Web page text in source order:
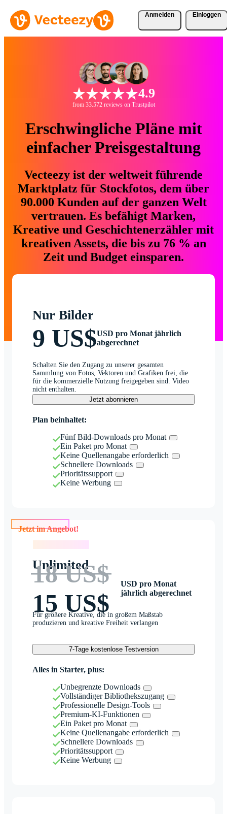
Anmelden Einloggen
4.9
from 33.572 reviews on Trustpilot
Erschwingliche Pläne mit
einfacher Preisgestaltung
Vecteezy ist der weltweit führende
Marktplatz für Stockfotos, dem über
90.000 Kunden auf der ganzen Welt
vertrauen. Es befähigt Marken,
Kreative und Geschichtenerzähler mit
kreativen Assets, die bis zu 76 % an
Zeit und Budget einsparen.
Nur Bilder
9 US$USD pro Monat jährlich
abgerechnet
Schalten Sie den Zugang zu unserer gesamten
Sammlung von Fotos, Vektoren und Grafiken frei, die
für die kommerzielle Nutzung freigegeben sind. Video
nicht enthalten.
Jetzt abonnieren
Plan beinhaltet:
Fünf Bild-Downloads pro Monat
Ein Paket pro Monat
Keine Quellenangabe erforderlich
Schnellere Downloads
Prioritätssupport
Keine Werbung
Jetzt im Angebot!
Unlimited
18 US$
15 US$
USD pro Monat
jährlich abgerechnet
Für größere Kreative, die in großem Maßstab
produzieren und kreative Freiheit verlangen
7-Tage kostenlose Testversion
Alles in Starter, plus:
Unbegrenzte Downloads
Vollständiger Bibliothekszugang
Professionelle Design-Tools
Premium-KI-Funktionen
Ein Paket pro Monat
Keine Quellenangabe erforderlich
Schnellere Downloads
Prioritätssupport
Keine Werbung